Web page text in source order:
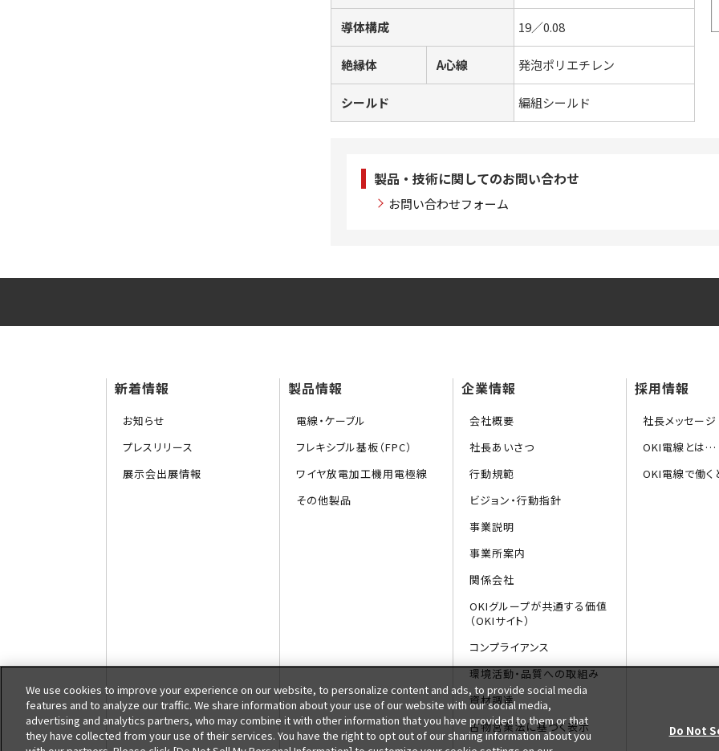
導体構成 19／0.08
絶縁体 A心線 発泡ポリエチレン
シールド 編組シールド
製品・技術に関してのお問い合わせ
お問い合わせフォーム
新着情報
お知らせ
プレスリリース
展示会出展情報
製品情報
電線・ケーブル
フレキシブル基板（FPC）
ワイヤ放電加工機用電極線
その他製品
企業情報
会社概要
社長あいさつ
行動規範
ビジョン・行動指針
事業説明
事業所案内
関係会社
OKIグループが共通する価値
（OKIサイト）
コンプライアンス
環境活動・品質への取組み
資材調達
古物営業法に基づく表示
採用情報
社長メッセージ
OKI電線とは…
OKI電線で働く
We use cookies to improve your experience on our website, to personalize content and ads, to provide social media
features and to analyze our traffic. We share information about your use of our website with our social media,
advertising and analytics partners, who may combine it with other information that you have provided to them or that
they have collected from your use of their services. You have the right to opt out of our sharing information about you
Do Not